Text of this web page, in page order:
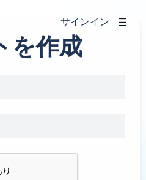
サインイン
を作成